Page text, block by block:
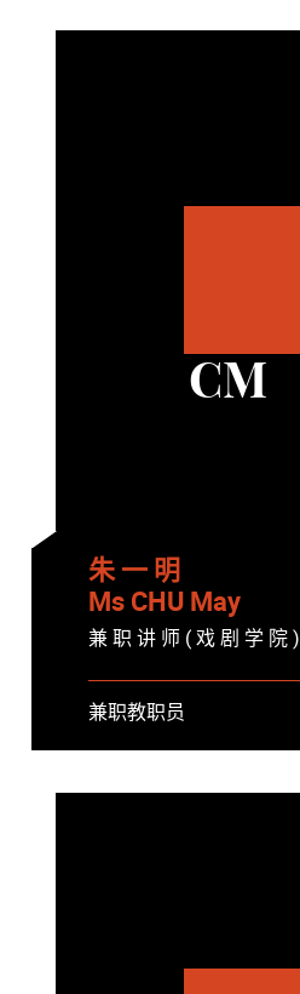
CM
朱 一 明
Ms CHU May
兼 职 讲 师 ( 戏 剧 学 院 )
兼职教职员